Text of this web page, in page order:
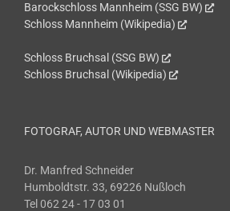
Barockschloss Mannheim (SSG BW)
Schloss Mannheim (Wikipedia)
Schloss Bruchsal (SSG BW)
Schloss Bruchsal (Wikipedia)
FOTOGRAF, AUTOR UND WEBMASTER
Dr. Manfred Schneider
Humboldtstr. 33, 69226 Nußloch
Tel 062 24 - 17 03 01